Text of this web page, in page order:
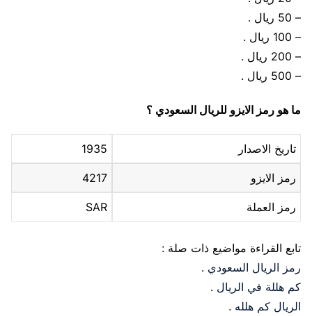
– 50 ريال .
– 100 ريال .
– 200 ريال .
– 500 ريال .
ما هو رمز الايزو للريال السعودي ؟
تاريخ الاصدار 1935
رمز الايزو 4217
رمز العملة SAR
تابع القراءة مواضيع ذات صلة :
رمز الريال السعودي .
كم هللة في الريال .
الريال كم هلله .